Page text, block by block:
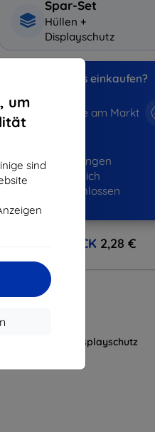
um
sind
Spar-Set
Hüllen +
Displayschutz
Warum bei uns einkaufen?
Jahre am Markt
Bestellungen
erfolgreich
abgeschlossen
CASHBACK 2,28 €
Displayschutz